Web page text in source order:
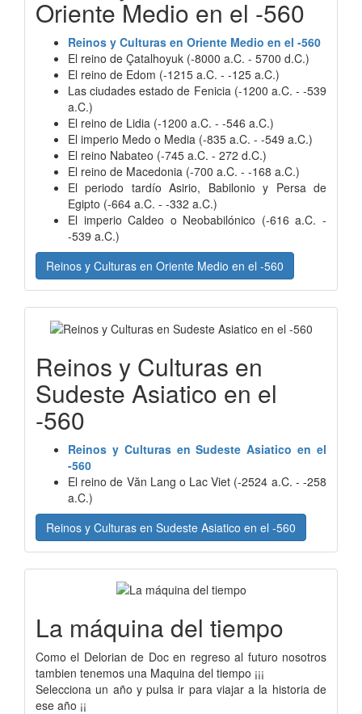
Oriente Medio en el -560
Reinos y Culturas en Oriente Medio en el -560
El reino de Çatalhoyuk (-8000 a.C. - 5700 d.C.)
El reino de Edom (-1215 a.C. - -125 a.C.)
Las ciudades estado de Fenicia (-1200 a.C. - -539
a.C.)
El reino de Lidia (-1200 a.C. - -546 a.C.)
El imperio Medo o Media (-835 a.C. - -549 a.C.)
El reino Nabateo (-745 a.C. - 272 d.C.)
El reino de Macedonia (-700 a.C. - -168 a.C.)
El periodo tardío Asirio, Babilonio y Persa de
Egipto (-664 a.C. - -332 a.C.)
El imperio Caldeo o Neobabilónico (-616 a.C. -
-539 a.C.)
Reinos y Culturas en Oriente Medio en el -560
Reinos y Culturas en
Sudeste Asiatico en el
-560
Reinos y Culturas en Sudeste Asiatico en el
-560
El reino de Văn Lang o Lac Viet (-2524 a.C. - -258
a.C.)
Reinos y Culturas en Sudeste Asiatico en el -560
La máquina del tiempo
Como el Delorian de Doc en regreso al futuro nosotros
tambien tenemos una Maquina del tiempo ¡¡¡
Selecciona un año y pulsa ir para viajar a la historia de
ese año ¡¡